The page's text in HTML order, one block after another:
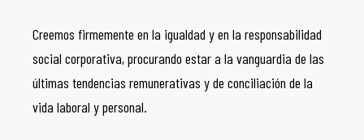
Creemos firmemente en la igualdad y en la responsabilidad
social corporativa, procurando estar a la vanguardia de las
últimas tendencias remunerativas y de conciliación de la
vida laboral y personal.